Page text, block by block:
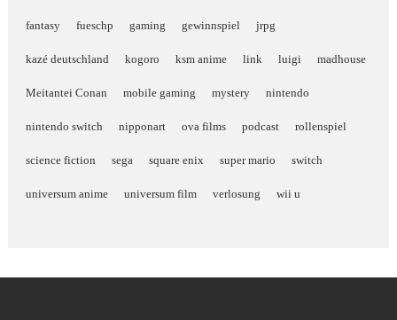
fantasy fueschp gaming gewinnspiel jrpg
kazé deutschland kogoro ksm anime link luigi madhouse
Meitantei Conan mobile gaming mystery nintendo
nintendo switch nipponart ova films podcast rollenspiel
science fiction sega square enix super mario switch
universum anime universum film verlosung wii u